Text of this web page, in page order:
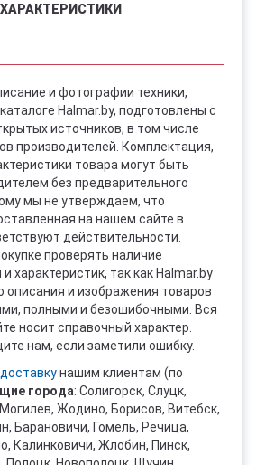
ХАРАКТЕРИСТИКИ
и фотографии техники,
Halmar.by, подготовлены с
источников, в том числе
производителей. Комплектация,
товара могут быть
без предварительного
мы не утверждаем, что
на нашем сайте в
действительности.
проверять наличие
характеристик, так как Halmar.by
описания и изображения товаров
полными и безошибочными. Вся
носит справочный характер.
нам, если заметили ошибку.
доставкунашим клиентам (по
города: Солигорск, Слуцк,
Жодино, Борисов, Витебск,
Барановичи, Гомель, Речица,
Калинковичи, Жлобин, Пинск,